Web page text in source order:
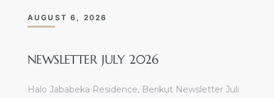
AUGUST 6, 2026
NEWSLETTER JULY 2026
Halo Jababeka Residence, Berikut Newsletter Juli